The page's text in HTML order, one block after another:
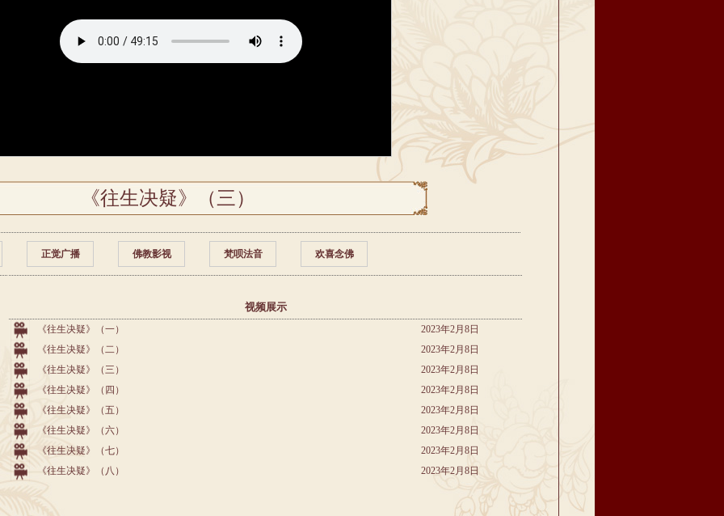
《往生决疑》（三）
正觉广播 佛教影视 梵呗法音 欢喜念佛
视频展示
2023年2月8日
《往生决疑》（一）
2023年2月8日
《往生决疑》（二）
2023年2月8日
《往生决疑》（三）
2023年2月8日
《往生决疑》（四）
2023年2月8日
《往生决疑》（五）
2023年2月8日
《往生决疑》（六）
2023年2月8日
《往生决疑》（七）
2023年2月8日
《往生决疑》（八）